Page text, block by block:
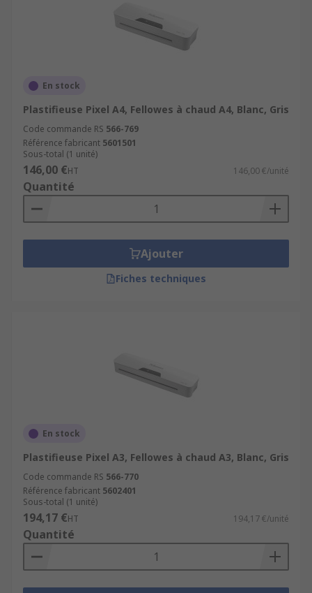
En stock
Plastifieuse Pixel A4, Fellowes à chaud A4, Blanc, Gris
Code commande RS 566-769
Référence fabricant 5601501
Sous-total (1 unité)
146,00 €HT 146,00 €/unité
Quantité
Ajouter
Fiches techniques
En stock
Plastifieuse Pixel A3, Fellowes à chaud A3, Blanc, Gris
Code commande RS 566-770
Référence fabricant 5602401
Sous-total (1 unité)
194,17 €HT 194,17 €/unité
Quantité